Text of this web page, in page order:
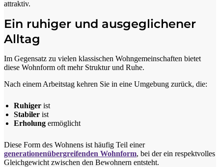
attraktiv.
Ein ruhiger und ausgeglichener
Alltag
Im Gegensatz zu vielen klassischen Wohngemeinschaften bietet
diese Wohnform oft mehr Struktur und Ruhe.
Nach einem Arbeitstag kehren Sie in eine Umgebung zurück, die:
Ruhiger ist
Stabiler ist
Erholung ermöglicht
Diese Form des Wohnens ist häufig Teil einer
generationenübergreifenden Wohnform, bei der ein respektvolles
Gleichgewicht zwischen den Bewohnern entsteht.